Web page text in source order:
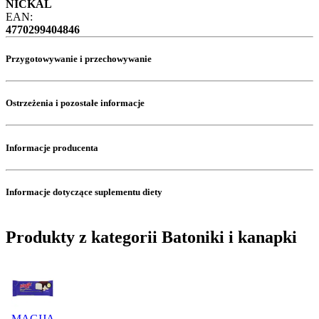
NICKAL
EAN:
4770299404846
Przygotowywanie i przechowywanie
Ostrzeżenia i pozostałe informacje
Informacje producenta
Informacje dotyczące suplementu diety
Produkty z kategorii Batoniki i kanapki